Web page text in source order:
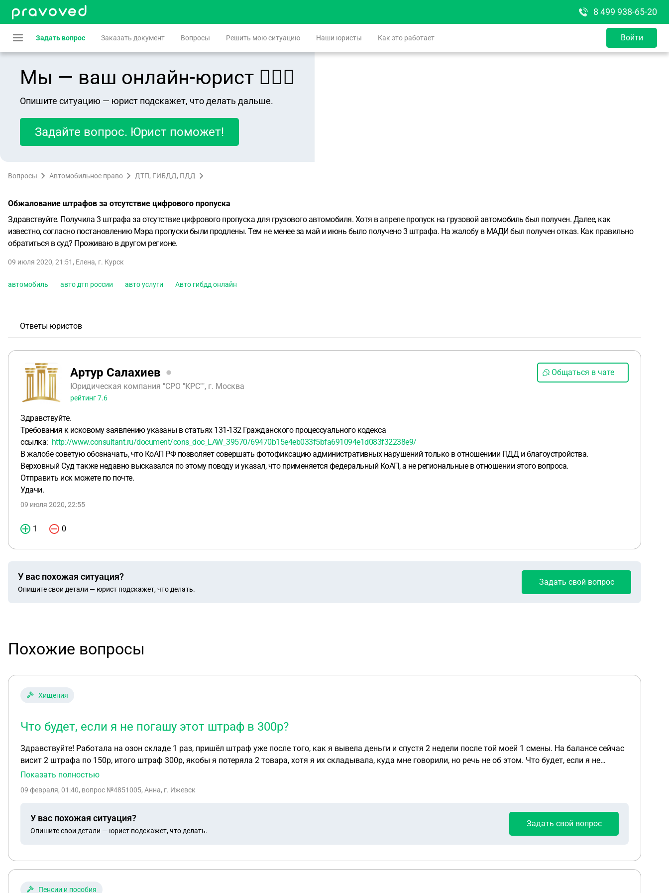
8 499 938-65-20
Задать вопрос Заказать документ Вопросы Решить мою ситуацию Наши юристы Как это работает Войти
Мы — ваш онлайн-юрист 👨🏻‍⚖️
Опишите ситуацию — юрист подскажет, что делать дальше.
Задайте вопрос. Юрист поможет!
Вопросы Автомобильное право ДТП, ГИБДД, ПДД
Обжалование штрафов за отсутствие цифрового пропуска
Здравствуйте. Получила 3 штрафа за отсутствие цифрового пропуска для грузового автомобиля. Хотя в апреле пропуск на грузовой автомобиль был получен. Далее, как
известно, согласно постановлению Мэра пропуски были продлены. Тем не менее за май и июнь было получено 3 штрафа. На жалобу в МАДИ был получен отказ. Как правильно
обратиться в суд? Проживаю в другом регионе.
09 июля 2020, 21:51 , Елена, г. Курск
автомобиль авто дтп россии авто услуги Авто гибдд онлайн
Ответы юристов
Артур Салахиев
Юридическая компания "СРО "КРС"", г. Москва
рейтинг7.6
Общаться в чате
Здравствуйте.
Требования к исковому заявлению указаны в статьях 131-132 Гражданского процессуального кодекса
ссылка: http://www.consultant.ru/document/cons_doc_LAW_39570/69470b15e4eb033f5bfa691094e1d083f32238e9/
В жалобе советую обозначать, что КоАП РФ позволяет совершать фотофиксацию административных нарушений только в отношениии ПДД и благоустройства.
Верховный Суд также недавно высказался по этому поводу и указал, что применяется федеральный КоАП, а не региональные в отношении этого вопроса.
Отправить иск можете по почте.
Удачи.
09 июля 2020, 22:55
1 0
У вас похожая ситуация?
Опишите свои детали — юрист подскажет, что делать.
Задать свой вопрос
Похожие вопросы
Хищения
Что будет, если я не погашу этот штраф в 300р?
Здравствуйте! Работала на озон складе 1 раз, пришёл штраф уже после того, как я вывела деньги и спустя 2 недели после той моей 1 смены. На балансе сейчас
висит 2 штрафа по 150р, итого штраф 300р, якобы я потеряла 2 товара, хотя я их складывала, куда мне говорили, но речь не об этом. Что будет, если я не
погашу этот штраф в 300р? Чтобы погасить через перевод, там как-то муторно и нужны мои паспортные данные, расторгнуть договор не дают из-за штрафа, а
Показать полностью
09 февраля, 01:40, вопрос №4851005, Анна, г. Ижевск
У вас похожая ситуация?
Опишите свои детали — юрист подскажет, что делать.
Задать свой вопрос
Пенсии и пособия